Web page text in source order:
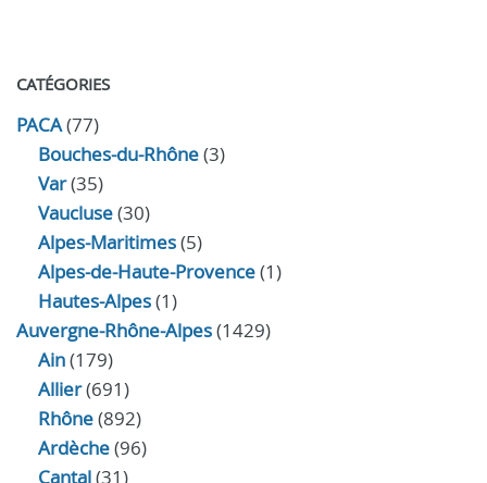
CATÉGORIES
PACA(77)
Bouches-du-Rhône(3)
Var(35)
Vaucluse(30)
Alpes-Maritimes(5)
Alpes-de-Haute-Provence(1)
Hautes-Alpes(1)
Auvergne-Rhône-Alpes(1429)
Ain(179)
Allier(691)
Rhône(892)
Ardèche(96)
Cantal(31)